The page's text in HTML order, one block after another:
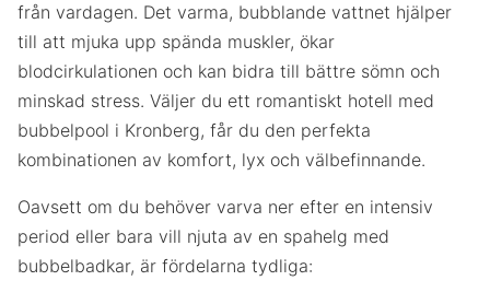
från vardagen. Det varma, bubblande vattnet hjälper
till att mjuka upp spända muskler, ökar
blodcirkulationen och kan bidra till bättre sömn och
minskad stress. Väljer du ett romantiskt hotell med
bubbelpool i Kronberg, får du den perfekta
kombinationen av komfort, lyx och välbefinnande.
Oavsett om du behöver varva ner efter en intensiv
period eller bara vill njuta av en spahelg med
bubbelbadkar, är fördelarna tydliga: